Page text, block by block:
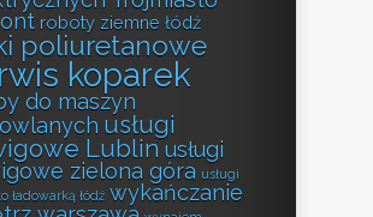
roboty ziemne łódź
poliuretanowe
koparek
do maszyn
usługi
Lublin usługi
zielona góra usługi
ładowarką łódź wykańczanie